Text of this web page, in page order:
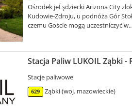
Ośrodek jeĹşdziecki Arizona City
Kudowie-Zdroju, u podnóża Gór
czemu Goście mogą uczestniczyć
Stacja Paliw LUKOIL Ząbki -
Stacje paliwowe
629 Ząbki (woj. mazowieckie)